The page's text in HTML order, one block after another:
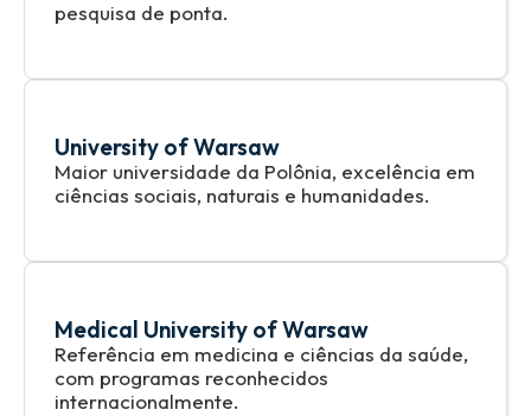
pesquisa de ponta.
University of Warsaw
Maior universidade da Polônia, excelência em
ciências sociais, naturais e humanidades.
Medical University of Warsaw
Referência em medicina e ciências da saúde,
com programas reconhecidos
internacionalmente.